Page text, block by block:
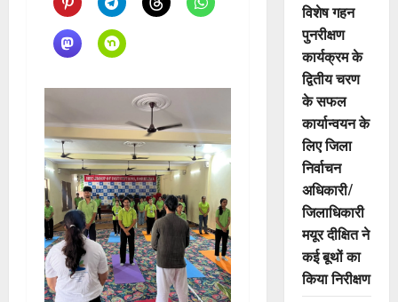
विशेष गहन
पुनरीक्षण
कार्यक्रम के
द्वितीय चरण
के सफल
कार्यान्वयन के
लिए जिला
निर्वाचन
अधिकारी/
जिलाधिकारी
मयूर दीक्षित ने
कई बूथों का
किया निरीक्षण